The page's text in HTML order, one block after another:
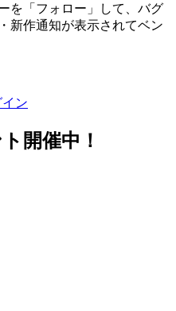
を「フォロー」して、バグ
新作通知が表示されてベン
ン
開催中！